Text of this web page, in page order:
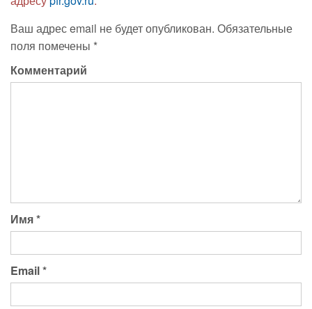
Ваш адрес email не будет опубликован. Обязательные
поля помечены *
Комментарий
Имя*
Email*